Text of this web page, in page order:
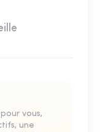
vous,
une